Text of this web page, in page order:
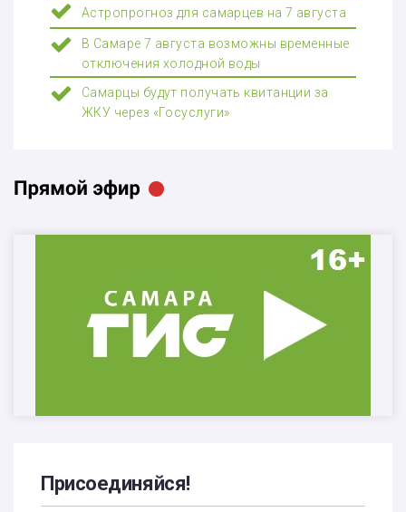
Астропрогноз для самарцев на 7 августа
В Самаре 7 августа возможны временные
отключения холодной воды
Самарцы будут получать квитанции за
ЖКУ через «Госуслуги»
Присоединяйся!